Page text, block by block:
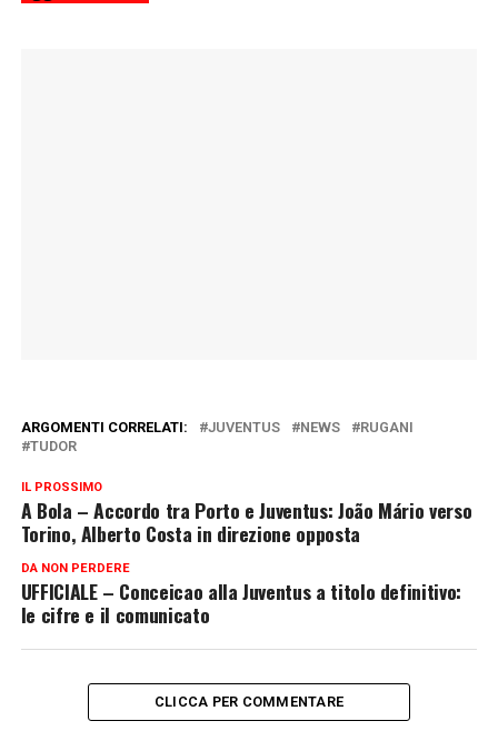
ARGOMENTI CORRELATI: JUVENTUS NEWS
RUGANI
TUDOR
IL PROSSIMO
A Bola – Accordo tra Porto e Juventus: João Mário verso
Torino, Alberto Costa in direzione opposta
DA NON PERDERE
UFFICIALE – Conceicao alla Juventus a titolo definitivo:
le cifre e il comunicato
CLICCA PER COMMENTARE